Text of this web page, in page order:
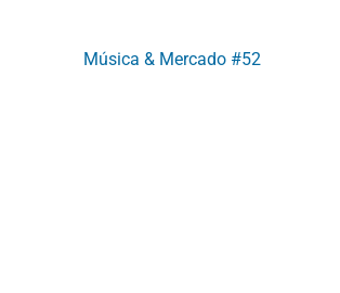
Música & Mercado #52